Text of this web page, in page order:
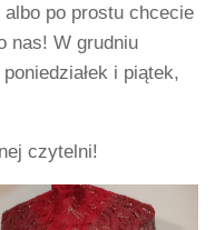
po prostu chcecie
nas! W grudniu
i piątek,
czytelni!